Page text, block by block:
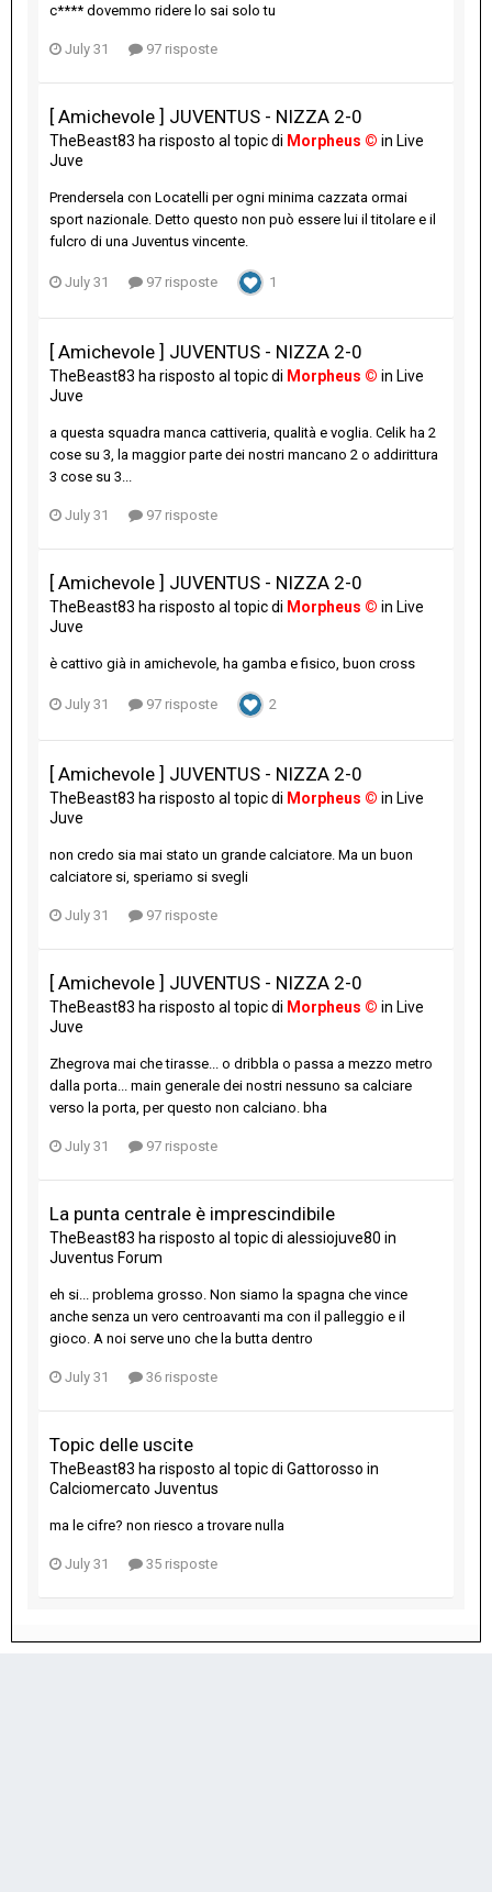
c**** dovemmo ridere lo sai solo tu
July 31 97 risposte
[ Amichevole ] JUVENTUS - NIZZA 2-0
TheBeast83 ha risposto al topic di Morpheus © in Live
Juve
Prendersela con Locatelli per ogni minima cazzata ormai
sport nazionale. Detto questo non può essere lui il titolare e il
fulcro di una Juventus vincente.
July 31 97 risposte 1
[ Amichevole ] JUVENTUS - NIZZA 2-0
TheBeast83 ha risposto al topic di Morpheus © in Live
Juve
a questa squadra manca cattiveria, qualità e voglia. Celik ha 2
cose su 3, la maggior parte dei nostri mancano 2 o addirittura
3 cose su 3...
July 31 97 risposte
[ Amichevole ] JUVENTUS - NIZZA 2-0
TheBeast83 ha risposto al topic di Morpheus © in Live
Juve
è cattivo già in amichevole, ha gamba e fisico, buon cross
July 31 97 risposte 2
[ Amichevole ] JUVENTUS - NIZZA 2-0
TheBeast83 ha risposto al topic di Morpheus © in Live
Juve
non credo sia mai stato un grande calciatore. Ma un buon
calciatore si, speriamo si svegli
July 31 97 risposte
[ Amichevole ] JUVENTUS - NIZZA 2-0
TheBeast83 ha risposto al topic di Morpheus © in Live
Juve
Zhegrova mai che tirasse... o dribbla o passa a mezzo metro
dalla porta... main generale dei nostri nessuno sa calciare
verso la porta, per questo non calciano. bha
July 31 97 risposte
La punta centrale è imprescindibile
TheBeast83 ha risposto al topic di alessiojuve80 in
Juventus Forum
eh si... problema grosso. Non siamo la spagna che vince
anche senza un vero centroavanti ma con il palleggio e il
gioco. A noi serve uno che la butta dentro
July 31 36 risposte
Topic delle uscite
TheBeast83 ha risposto al topic di Gattorosso in
Calciomercato Juventus
ma le cifre? non riesco a trovare nulla
July 31 35 risposte